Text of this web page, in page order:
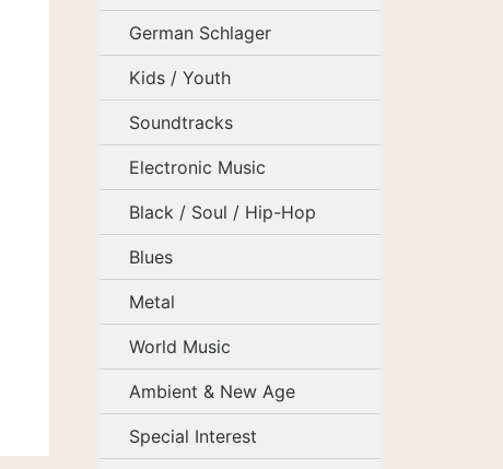
German Schlager
Kids / Youth
Soundtracks
Electronic Music
Black / Soul / Hip-Hop
Blues
Metal
World Music
Ambient & New Age
Special Interest